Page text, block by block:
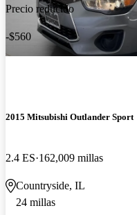
Precio reducido
-$560
2015 Mitsubishi Outlander Sport
2.4 ES 162,009 millas
Countryside, IL
24 millas